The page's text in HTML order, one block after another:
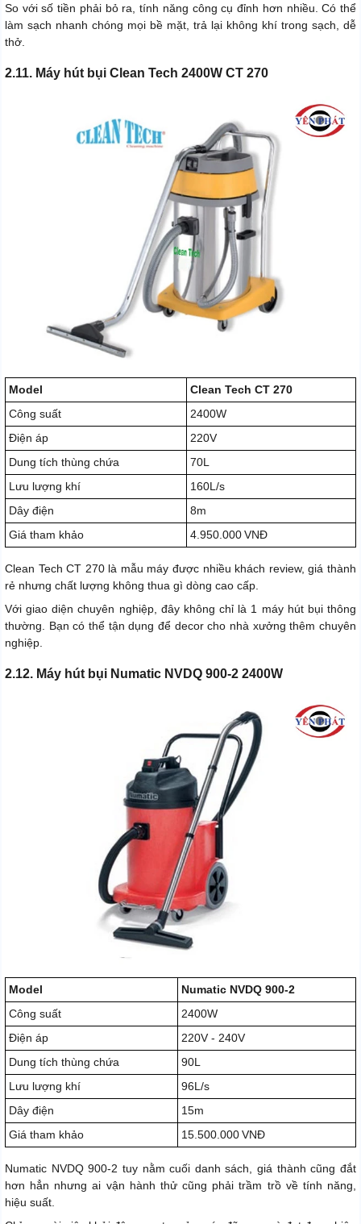
So với số tiền phải bỏ ra, tính năng công cụ đỉnh hơn nhiều. Có thể
làm sạch nhanh chóng mọi bề mặt, trả lại không khí trong sạch, dễ
thở.
2.11. Máy hút bụi Clean Tech 2400W CT 270
Model
Clean Tech CT 270
Công suất
2400W
Điện áp
220V
Dung tích thùng chứa
70L
Lưu lượng khí
160L/s
Dây điện
8m
Giá tham khảo
4.950.000 VNĐ
Clean Tech CT 270 là mẫu máy được nhiều khách review, giá thành
rẻ nhưng chất lượng không thua gì dòng cao cấp.
Với giao diện chuyên nghiệp, đây không chỉ là 1 máy hút bụi thông
thường. Bạn có thể tận dụng để decor cho nhà xưởng thêm chuyên
nghiệp.
2.12. Máy hút bụi Numatic NVDQ 900-2 2400W
Model
Numatic NVDQ 900-2
Công suất
2400W
Điện áp
220V - 240V
Dung tích thùng chứa
90L
Lưu lượng khí
96L/s
Dây điện
15m
Giá tham khảo
15.500.000 VNĐ
Numatic NVDQ 900-2 tuy nằm cuối danh sách, giá thành cũng đắt
hơn hẳn nhưng ai vận hành thử cũng phải trầm trồ về tính năng,
hiệu suất.